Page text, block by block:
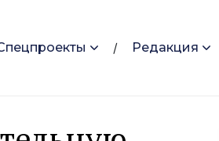
Редакция